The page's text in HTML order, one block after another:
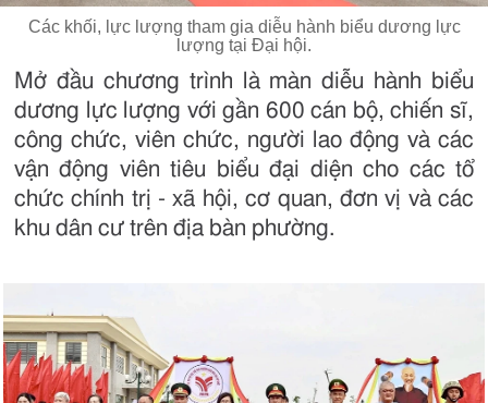
Các khối, lực lượng tham gia diễu hành biểu dương lực
lượng tại Đại hội.
Mở đầu chương trình là màn diễu hành biểu
dương lực lượng với gần 600 cán bộ, chiến sĩ,
công chức, viên chức, người lao động và các
vận động viên tiêu biểu đại diện cho các tổ
chức chính trị - xã hội, cơ quan, đơn vị và các
khu dân cư trên địa bàn phường.